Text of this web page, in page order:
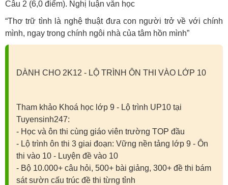
Câu 2 (6,0 điểm). Nghị luận văn học
“Thơ trữ tình là nghệ thuật đưa con người trở về với chính
mình, ngay trong chính ngôi nhà của tâm hồn mình”
DÀNH CHO 2K12 - LỘ TRÌNH ÔN THI VÀO LỚP 10
Tham khảo Khoá học lớp 9 - Lộ trình UP10 tại
Tuyensinh247:
- Học và ôn thi cùng giáo viên trường TOP đầu
- Lộ trình ôn thi 3 giai đoạn: Vững nền tảng lớp 9 - Ôn
thi vào 10 - Luyện đề vào 10
- Bộ 10.000+ câu hỏi, 500+ bài giảng, 300+ đề thi bám
sát sườn cấu trúc đề thi từng tỉnh